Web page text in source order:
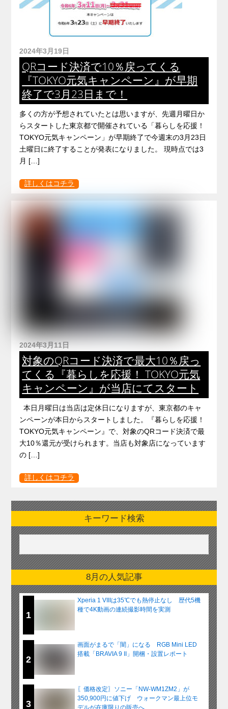
2024年3月19日
QRコード決済で10％戻ってくる
『TOKYO元気キャンペーン』が早期
終了で3月23日まで！
多くの方が予想されていたとは思いますが、先週月曜日か
らスタートした東京都で開催されている「暮らしを応援！
TOKYO元気キャンペーン」が早期終了で今週末の3月23日
土曜日に終了することが発表になりました。 現時点では3
月 […]
詳しくはコチラ
2024年3月11日
対象のQRコード決済で最大10％戻っ
てくる『暮らしを応援！ TOKYO元気
キャンペーン』が当店にてスタート
本日月曜日は当店は定休日になりますが、東京都のキャ
ンペーンが本日からスタートしました。『暮らしを応援！
TOKYO元気キャンペーン』で、対象のQRコード決済で最
大10％還元が受けられます。当店も対象店になっています
の […]
詳しくはコチラ
キーワード検索
8月の人気記事
1
Xperia 1 VIIIは35℃でも熱停止なし 歴代5機
種で4K動画の連続撮影時間を実測
2
画面がまるで「闇」になる RGB Mini LED
搭載「BRAVIA 9 II」開梱・設置レポート
3
〖価格改定〗ソニー「NW-WM1ZM2」が
350,900円に値下げ ウォークマン最上位モ
デルが在庫限りの販売へ